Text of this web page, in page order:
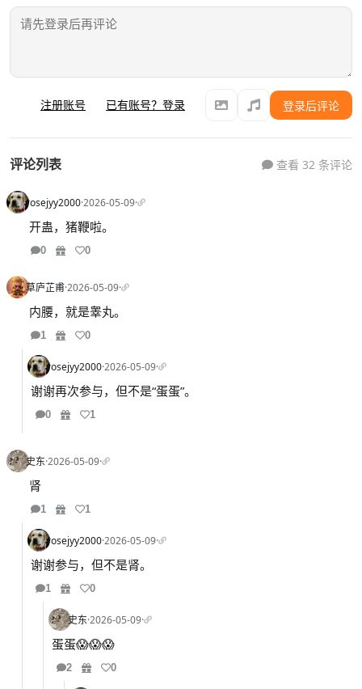
注册账号 已有账号？登录 登录后评论
评论列表 查看 32 条评论
rosejyy2000·2026-05-09·
开蛊，猪鞭啦。
0 0
草庐芷甫·2026-05-09·
内腰，就是睾丸。
1 0
rosejyy2000·2026-05-09·
谢谢再次参与，但不是“蛋蛋”。
0 1
史东·2026-05-09·
肾
1 1
rosejyy2000·2026-05-09·
谢谢参与，但不是肾。
1 0
史东·2026-05-09·
蛋蛋😱😱😱
2 0